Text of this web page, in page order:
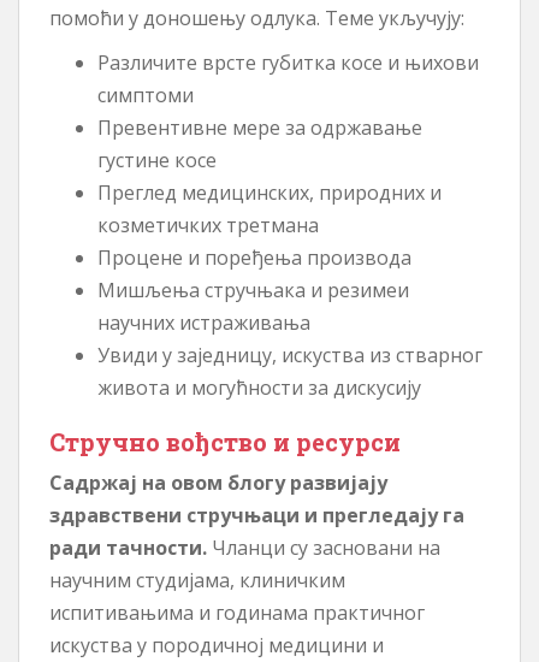
помоћи у доношењу одлука. Теме укључују:
Различите врсте губитка косе и њихови
симптоми
Превентивне мере за одржавање
густине косе
Преглед медицинских, природних и
козметичких третмана
Процене и поређења производа
Мишљења стручњака и резимеи
научних истраживања
Увиди у заједницу, искуства из стварног
живота и могућности за дискусију
Стручно вођство и ресурси
Садржај на овом блогу развијају
здравствени стручњаци и прегледају га
ради тачности. Чланци су засновани на
научним студијама, клиничким
испитивањима и годинама практичног
искуства у породичној медицини и